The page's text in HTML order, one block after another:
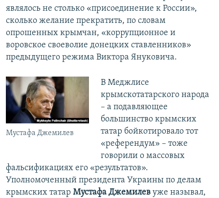
являлось не столько «присоединение к России»,
сколько желание прекратить, по словам
опрошенных крымчан, «коррупционное и
воровское своеволие донецких ставленников»
предыдущего режима Виктора Януковича.
Мустафа Джемилев
В Меджлисе
крымскотатарского народа
– а подавляющее
большинство крымских
татар бойкотировало тот
«референдум» – тоже
говорили о массовых
фальсификациях его «результатов».
Уполномоченный президента Украины по делам
крымских татар Мустафа Джемилев уже называл,